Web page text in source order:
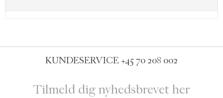
KUNDESERVICE+45 70 208 002
Tilmeld dig nyhedsbrevet her